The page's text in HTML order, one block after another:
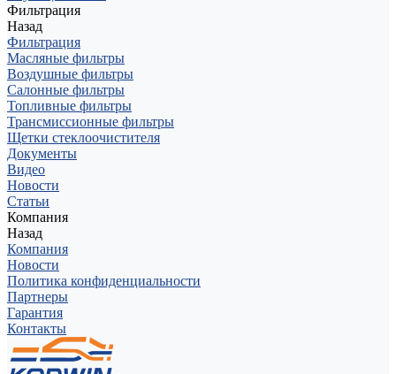
Фильтрация
Назад
Фильтрация
Масляные фильтры
Воздушные фильтры
Салонные фильтры
Топливные фильтры
Трансмиссионные фильтры
Щетки стеклоочистителя
Документы
Видео
Новости
Статьи
Компания
Назад
Компания
Новости
Политика конфиденциальности
Партнеры
Гарантия
Контакты